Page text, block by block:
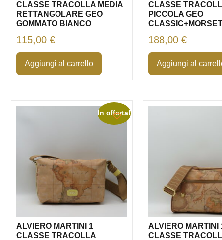
CLASSE TRACOLLA MEDIA
RETTANGOLARE GEO
GOMMATO BIANCO
115,00€
Aggiungi al carrello
CLASSE
PICCOLA GEO
188,00€
Aggiungi al
In offerta!
ALVIERO MARTINI 1
CLASSE TRACOLLA
ALVIERO MARTINI
CLASSE